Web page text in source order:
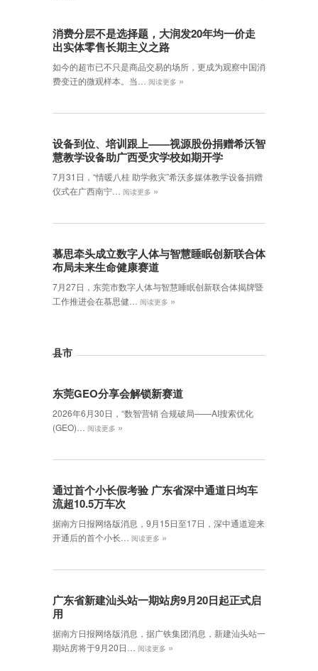
消费分层不是选择题，大润发20年均一价走
出实体零售长期主义之路
如今的超市已不只是商品交易的场所，更成为观察中国消
费变迁的微观样本。当…
阅读更多 »
设备到位、培训跟上——视源股份捐赠希沃智
慧教学设备助广西受灾学校如期开学
7月31日，“情暖八桂 助学救灾”希沃多媒体教学设备捐赠
仪式在广西南宁…
阅读更多 »
慕思牵头成立数字人体与智慧睡眠创新联合体
布局未来生命健康赛道
7月27日，东莞市数字人体与智慧睡眠创新联合体揭牌暨
工作推进会在慕思健…
阅读更多 »
县市
东莞GEO分享会解锁新赛道
2026年6月30日，‌“数智营销 合规破局——AI搜索优化
(GEO)…
阅读更多 »
通过首个小长假考验 广东省深中通道日均车
流超10.5万车次
据南方日报网络版消息，9月15日至17日，深中通道迎来
开通后的首个小长…
阅读更多 »
广东省新建汕头站一期站房9月20日起正式启
用
据南方日报网络版消息，据广铁集团消息，新建汕头站一
期站房将于9月20日…
阅读更多 »